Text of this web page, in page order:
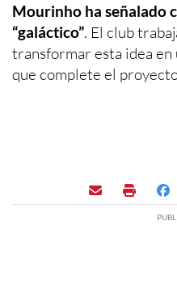
Mourinho ha señalado
“galáctico”. El club
transformar esta idea
que complete el